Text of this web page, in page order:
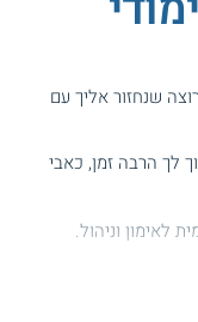
שנחזור אליך עם
לך הרבה זמן, כאבי
לאימון וניהול.